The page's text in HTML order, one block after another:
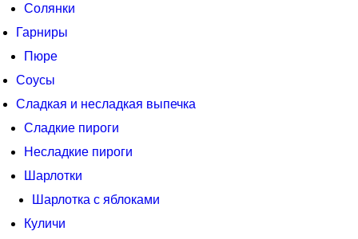
Солянки
Гарниры
Пюре
Соусы
Сладкая и несладкая выпечка
Сладкие пироги
Несладкие пироги
Шарлотки
Шарлотка с яблоками
Куличи